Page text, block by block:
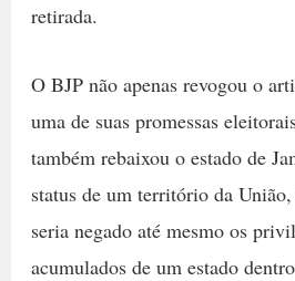
retirada.
O BJP não apenas revogou o
uma de suas promessas
também rebaixou o estado de
status de um território da
seria negado até mesmo os
acumulados de um estado